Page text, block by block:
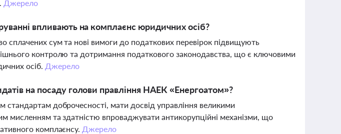
Джерело
впливають на комплаєнс юридичних осіб?
сплачених сум та нові вимоги до податкових перевірок підвищують
контролю та дотримання податкового законодавства, що є ключовими
осіб. Джерело
на посаду голови правління НАЕК «Енергоатом»?
доброчесності, мати досвід управління великими
мисленням та здатністю впроваджувати антикорупційні механізми, що
комплаєнсу. Джерело